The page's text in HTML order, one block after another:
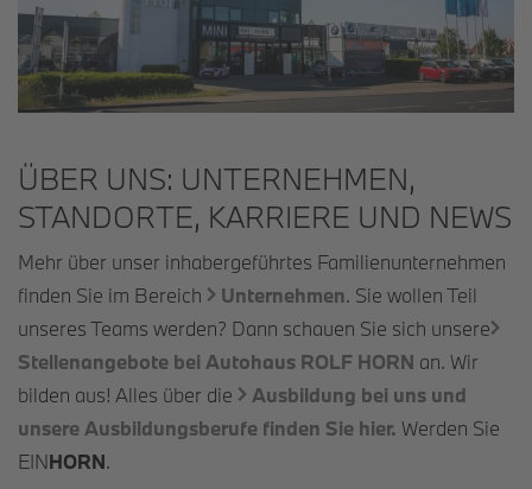
ÜBER UNS: UNTERNEHMEN,
STANDORTE, KARRIERE UND NEWS
Mehr über unser inhabergeführtes Familienunternehmen
finden Sie im Bereich
Unternehmen. Sie wollen Teil
unseres Teams werden? Dann schauen Sie sich unsere
Stellenangebote bei Autohaus ROLF HORN an. Wir
bilden aus! Alles über die
Ausbildung bei uns und
unsere Ausbildungsberufe finden Sie hier. Werden Sie
EINHORN.